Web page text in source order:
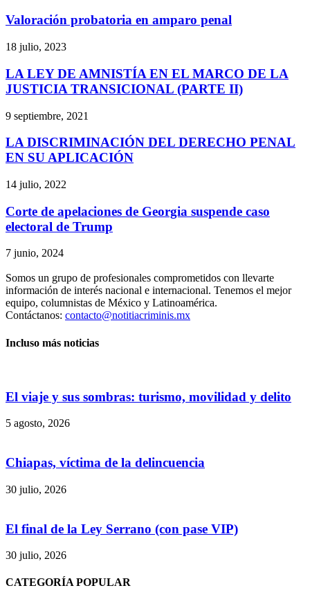
Valoración probatoria en amparo penal
18 julio, 2023
LA LEY DE AMNISTÍA EN EL MARCO DE LA
JUSTICIA TRANSICIONAL (PARTE II)
9 septiembre, 2021
LA DISCRIMINACIÓN DEL DERECHO PENAL
EN SU APLICACIÓN
14 julio, 2022
Corte de apelaciones de Georgia suspende caso
electoral de Trump
7 junio, 2024
Somos un grupo de profesionales comprometidos con llevarte
información de interés nacional e internacional. Tenemos el mejor
equipo, columnistas de México y Latinoamérica.
Contáctanos: contacto@notitiacriminis.mx
Incluso más noticias
El viaje y sus sombras: turismo, movilidad y delito
5 agosto, 2026
Chiapas, víctima de la delincuencia
30 julio, 2026
El final de la Ley Serrano (con pase VIP)
30 julio, 2026
CATEGORÍA POPULAR